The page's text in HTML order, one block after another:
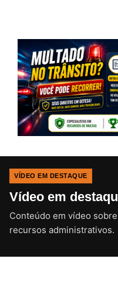
VÍDEO EM DESTAQUE
Vídeo em
Conteúdo em vídeo
recursos administrativos.
CLIQUE